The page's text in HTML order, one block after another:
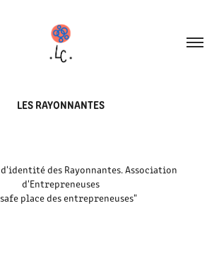
LES RAYONNANTES
des Rayonnantes. Association
d'Entrepreneuses
place des entrepreneuses"